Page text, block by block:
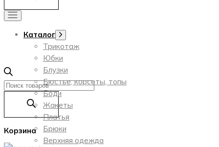
Поиск
Корзина
Каталог Показать
подменю
Трикотаж
Юбки
Блузки
Бюстье, корсеты, топы
Боди
Жакеты
Платья
Брюки
Верхняя одежда